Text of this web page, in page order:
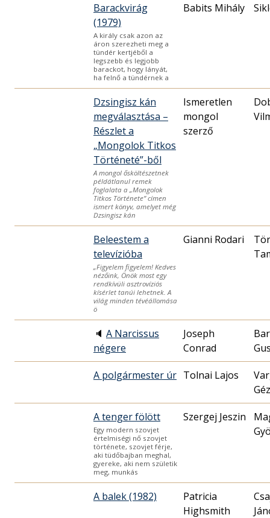
Barackvirág
(1979)
A király csak azon az
áron szerezheti meg a
tündér kertjéből a
legszebb és legjobb
barackot, hogy lányát,
ha felnő a tündérnek a
Babits Mihály
Dzsingisz kán
megválasztása –
Részlet a
„Mongolok Titkos
Történeté”-ből
A mongol ősköltészetnek
példátlanul remek
foglalata a „Mongolok
Titkos Története” címen
ismert könyv, amelyet még
Dzsingisz kán
Ismeretlen
mongol
szerző
Beleestem a
televízióba
„Figyelem figyelem! Kedves
nézőink, Önök most egy
rendkívüli asztrovíziós
kísérlet tanúi lehetnek. A
világ minden tévéállomása
ö
Gianni Rodari
🔈 A Narcissus
négere
Joseph
Conrad
A polgármester úr Tolnai Lajos
A tenger fölött
Egy modern szovjet
értelmiségi nő szovjet
története, szovjet férje,
aki tüdőbajban meghal,
gyereke, aki nem születik
meg, munkás
Szergej Jeszin
A balek (1982)
Patricia
Highsmith